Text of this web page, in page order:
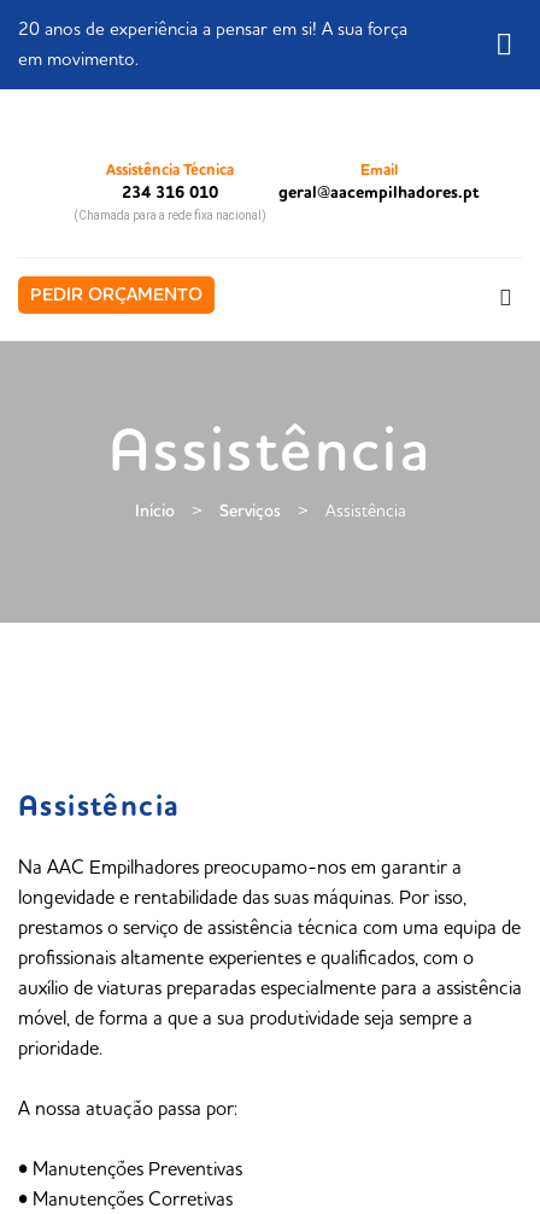
20 anos de experiência a pensar em si! A sua força
em movimento.
Assistência Técnica
234 316 010
(Chamada para a rede fixa nacional)
Email
geral@aacempilhadores.pt
PEDIR ORÇAMENTO
Assistência
Início > Serviços > Assistência
Assistência
Na AAC Empilhadores preocupamo-nos em garantir a
longevidade e rentabilidade das suas máquinas. Por isso,
prestamos o serviço de assistência técnica com uma equipa de
profissionais altamente experientes e qualificados, com o
auxílio de viaturas preparadas especialmente para a assistência
móvel, de forma a que a sua produtividade seja sempre a
prioridade.
A nossa atuação passa por:
• Manutenções Preventivas
• Manutenções Corretivas